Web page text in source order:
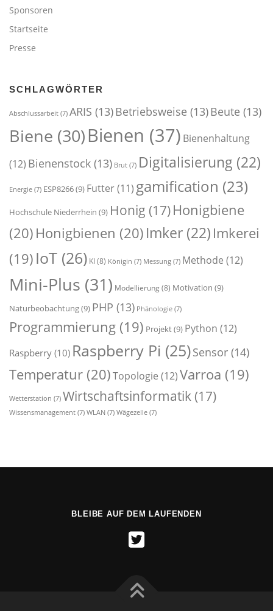
Sponsoren
Startseite
Presse
SCHLAGWÖRTER
Abschlussarbeit (7) ARIS (13)Betriebsweise (13)Beute (13)
Biene (30)Bienen (37) Bienenhaltung
(12) Bienenstock (13) Brut (7) Digitalisierung (22)
Energie (7) ESP8266(9) Futter(11) gamification (23)
Hochschule Niederrhein (9) Honig (17)Honigbiene
(20)Honigbienen (20)Imker (22) Imkerei
(19) IoT (26) KI(8) Königin (7) Messung (7) Methode (12)
Mini-Plus (31) Modellierung(8) Motivation (9)
Naturbeobachtung(9) PHP (13) Phänologie (7)
Programmierung (19) Projekt(9) Python (12)
Raspberry (10) Raspberry Pi (25)Sensor (14)
Temperatur (20)Topologie (12)Varroa (19)
Wetterstation (7) Wirtschaftsinformatik (17)
Wissensmanagement (7) WLAN (7) Wägezelle (7)
BLEIBE AUF DEM LAUFENDEN